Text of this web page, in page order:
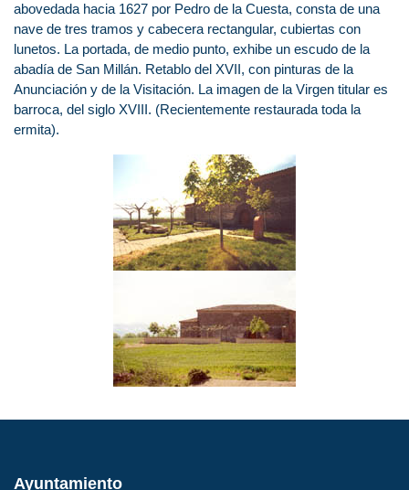
abovedada hacia 1627 por Pedro de la Cuesta, consta de una
nave de tres tramos y cabecera rectangular, cubiertas con
lunetos. La portada, de medio punto, exhibe un escudo de la
abadía de San Millán. Retablo del XVII, con pinturas de la
Anunciación y de la Visitación. La imagen de la Virgen titular es
barroca, del siglo XVIII. (Recientemente restaurada toda la
ermita).
Ayuntamiento